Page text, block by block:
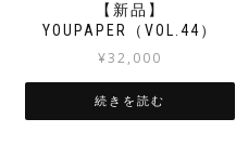
【新品】
YOUPAPER（VOL.44）
¥32,000
続きを読む